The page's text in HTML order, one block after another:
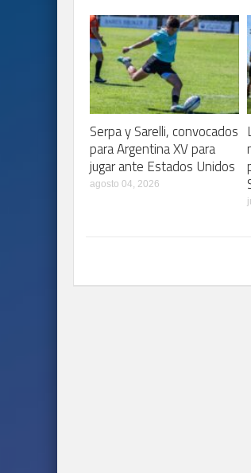
Serpa y Sarelli, convocados
para Argentina XV para
jugar ante Estados Unidos
agosto 04, 2026